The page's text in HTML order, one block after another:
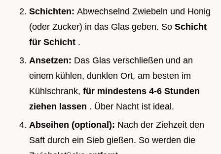
Schichten: Abwechselnd Zwiebeln und Honig
(oder Zucker) in das Glas geben. So Schicht
für Schicht .
Ansetzen: Das Glas verschließen und an
einem kühlen, dunklen Ort, am besten im
Kühlschrank, für mindestens 4-6 Stunden
ziehen lassen . Über Nacht ist ideal.
Abseihen (optional): Nach der Ziehzeit den
Saft durch ein Sieb gießen. So werden die